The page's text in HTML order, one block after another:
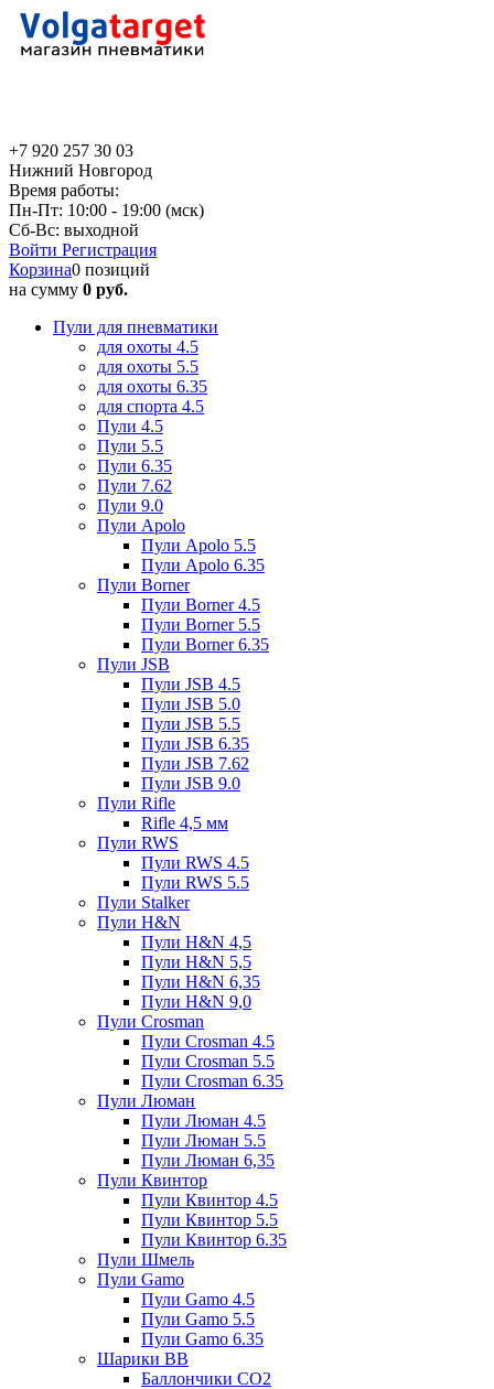
+7 920 257 30 03
Нижний Новгород
Время работы:
Пн-Пт: 10:00 - 19:00 (мск)
Сб-Вс: выходной
Войти Регистрация
Корзина0 позиций
на сумму 0 руб.
Пули для пневматики
для охоты 4.5
для охоты 5.5
для охоты 6.35
для спорта 4.5
Пули 4.5
Пули 5.5
Пули 6.35
Пули 7.62
Пули 9.0
Пули Apolo
Пули Apolo 5.5
Пули Apolo 6.35
Пули Borner
Пули Borner 4.5
Пули Borner 5.5
Пули Borner 6.35
Пули JSB
Пули JSB 4.5
Пули JSB 5.0
Пули JSB 5.5
Пули JSB 6.35
Пули JSB 7.62
Пули JSB 9.0
Пули Rifle
Rifle 4,5 мм
Пули RWS
Пули RWS 4.5
Пули RWS 5.5
Пули Stalker
Пули H&N
Пули H&N 4,5
Пули H&N 5,5
Пули H&N 6,35
Пули H&N 9,0
Пули Crosman
Пули Crosman 4.5
Пули Crosman 5.5
Пули Crosman 6.35
Пули Люман
Пули Люман 4.5
Пули Люман 5.5
Пули Люман 6,35
Пули Квинтор
Пули Квинтор 4.5
Пули Квинтор 5.5
Пули Квинтор 6.35
Пули Шмель
Пули Gamo
Пули Gamo 4.5
Пули Gamo 5.5
Пули Gamo 6.35
Шарики BB
Баллончики CO2